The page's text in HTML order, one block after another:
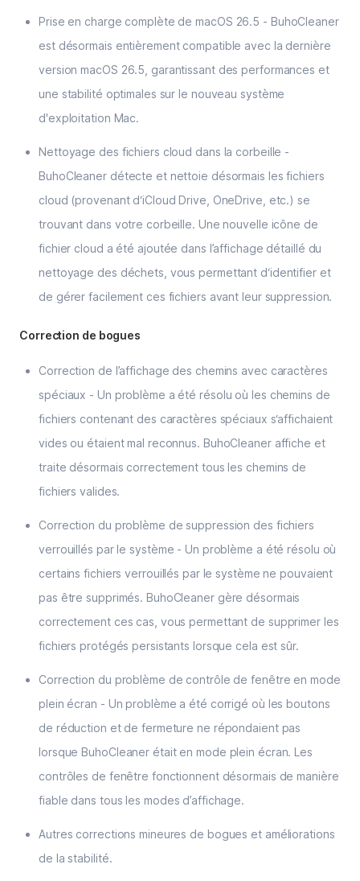
Prise en charge complète de macOS 26.5 - BuhoCleaner
est désormais entièrement compatible avec la dernière
version macOS 26.5, garantissant des performances et
une stabilité optimales sur le nouveau système
d'exploitation Mac.
Nettoyage des fichiers cloud dans la corbeille -
BuhoCleaner détecte et nettoie désormais les fichiers
cloud (provenant d‘iCloud Drive, OneDrive, etc.) se
trouvant dans votre corbeille. Une nouvelle icône de
fichier cloud a été ajoutée dans l’affichage détaillé du
nettoyage des déchets, vous permettant d‘identifier et
de gérer facilement ces fichiers avant leur suppression.
Correction de bogues
Correction de l’affichage des chemins avec caractères
spéciaux - Un problème a été résolu où les chemins de
fichiers contenant des caractères spéciaux s‘affichaient
vides ou étaient mal reconnus. BuhoCleaner affiche et
traite désormais correctement tous les chemins de
fichiers valides.
Correction du problème de suppression des fichiers
verrouillés par le système - Un problème a été résolu où
certains fichiers verrouillés par le système ne pouvaient
pas être supprimés. BuhoCleaner gère désormais
correctement ces cas, vous permettant de supprimer les
fichiers protégés persistants lorsque cela est sûr.
Correction du problème de contrôle de fenêtre en mode
plein écran - Un problème a été corrigé où les boutons
de réduction et de fermeture ne répondaient pas
lorsque BuhoCleaner était en mode plein écran. Les
contrôles de fenêtre fonctionnent désormais de manière
fiable dans tous les modes d’affichage.
Autres corrections mineures de bogues et améliorations
de la stabilité.